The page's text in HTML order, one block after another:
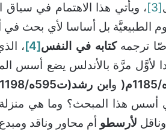
[3]
، ويأتي هذا الاهتمام في
الطبيعيَّة بل أساسا لأي بحث في
ترجمهكتابه في النفس[4]
،
لأوَّل مرَّة بالأندلس يضع أسس
( و ابن رشد(ت595ه/1198م
أسس هذا المبحث؟ وما هي
لأرسطو أم محاور وناقد